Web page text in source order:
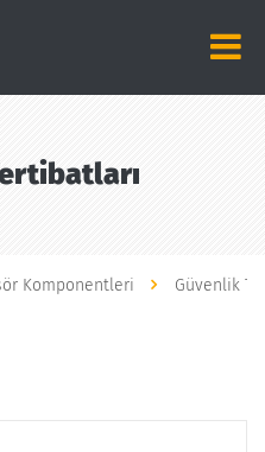
Komponentleri Güvenlik